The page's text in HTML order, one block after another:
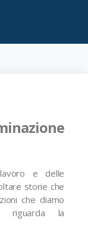
e delle
storie che
che diamo
riguarda la